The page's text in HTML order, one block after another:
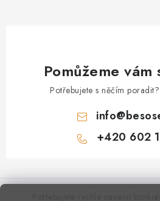
Pomůžeme vám
Potřebujete s něčím
info@
+420 602
á